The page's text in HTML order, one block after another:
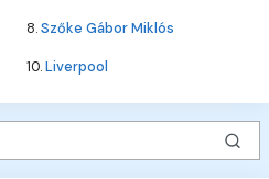
8.Szőke Gábor Miklós
10.Liverpool